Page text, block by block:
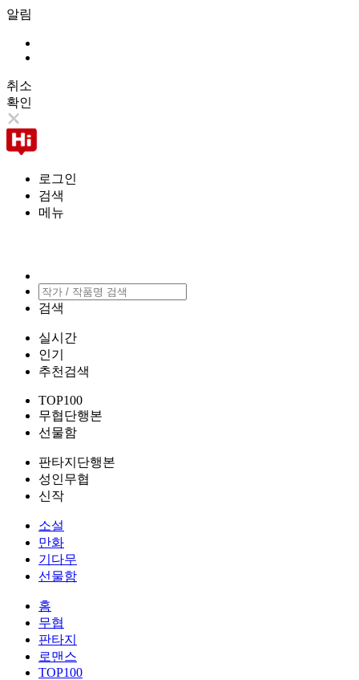
알림
취소
확인
로그인
검색
메뉴
검색
실시간
인기
추천검색
TOP100
무협단행본
선물함
판타지단행본
성인무협
신작
소설
만화
기다무
선물함
홈
무협
판타지
로맨스
TOP100